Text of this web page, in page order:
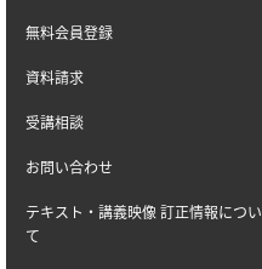
無料会員登録
資料請求
受講相談
お問い合わせ
テキスト・講義映像 訂正情報につい
て